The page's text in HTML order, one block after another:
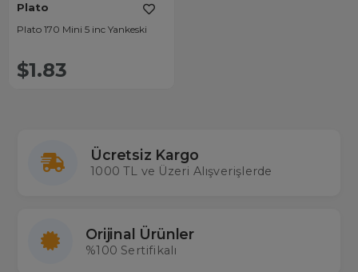
Plato
Plato 170 Mini 5 inc Yankeski
$1.83
Ücretsiz Kargo
1000 TL ve Üzeri Alışverişlerde
Orijinal Ürünler
%100 Sertifikalı